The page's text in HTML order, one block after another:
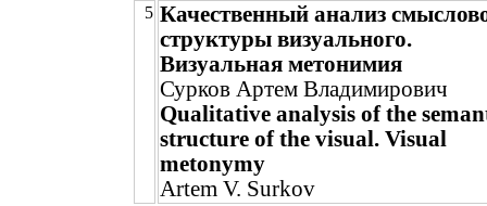
5 Качественный анализ
структуры визуального.
Визуальная метонимия
Сурков Артем Владимирович
Qualitative analysis of the
structure of the visual. Visual
metonymy
Artem V. Surkov